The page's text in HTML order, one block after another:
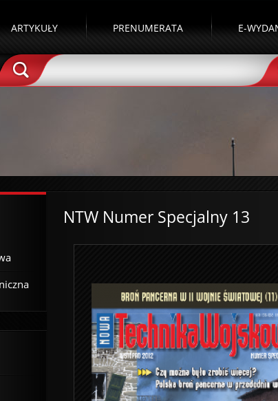
ARTYKUŁY PRENUMERATA E-
NTW Numer Specjalny 13